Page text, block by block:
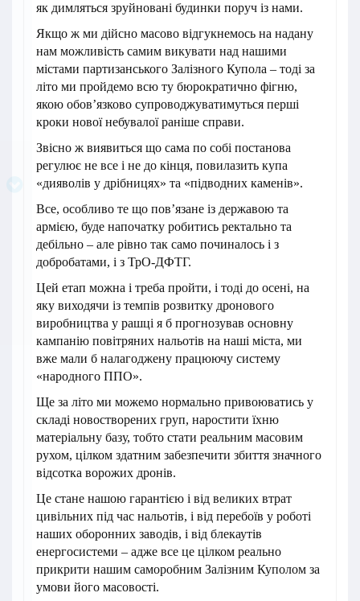
як димляться зруйновані будинки поруч із нами.
Якщо ж ми дійсно масово відгукнемось на надану
нам можливість самим викувати над нашими
містами партизанського Залізного Купола – тоді за
літо ми пройдемо всю ту бюрократично фігню,
якою обов’язково супроводжуватимуться перші
кроки нової небувалої раніше справи.
Звісно ж виявиться що сама по собі постанова
регулює не все і не до кінця, повилазить купа
«дияволів у дрібницях» та «підводних каменів».
Все, особливо те що пов’язане із державою та
армією, буде напочатку робитись ректально та
дебільно – але рівно так само починалось і з
добробатами, і з ТрО-ДФТГ.
Цей етап можна і треба пройти, і тоді до осені, на
яку виходячи із темпів розвитку дронового
виробництва у рашці я б прогнозував основну
кампанію повітряних нальотів на наші міста, ми
вже мали б налагоджену працюючу систему
«народного ППО».
Ще за літо ми можемо нормально привоюватись у
складі новостворених груп, наростити їхню
матеріальну базу, тобто стати реальним масовим
рухом, цілком здатним забезпечити збиття значного
відсотка ворожих дронів.
Це стане нашою гарантією і від великих втрат
цивільних під час нальотів, і від перебоїв у роботі
наших оборонних заводів, і від блекаутів
енергосистеми – адже все це цілком реально
прикрити нашим саморобним Залізним Куполом за
умови його масовості.